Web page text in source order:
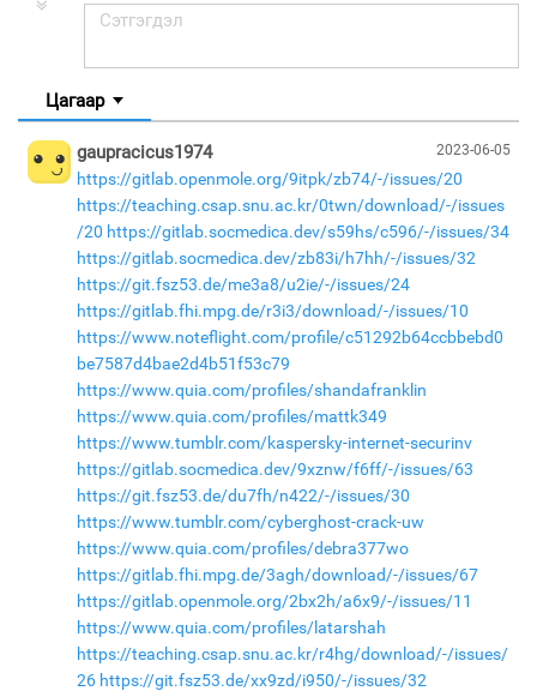
Цагаар
2023-06-05
gaupracicus1974
https://gitlab.openmole.org/9itpk/zb74/-/issues/20
https://teaching.csap.snu.ac.kr/0twn/download/-/issues
/20 https://gitlab.socmedica.dev/s59hs/c596/-/issues/34
https://gitlab.socmedica.dev/zb83i/h7hh/-/issues/32
https://git.fsz53.de/me3a8/u2ie/-/issues/24
https://gitlab.fhi.mpg.de/r3i3/download/-/issues/10
https://www.noteflight.com/profile/c51292b64ccbbebd0
be7587d4bae2d4b51f53c79
https://www.quia.com/profiles/shandafranklin
https://www.quia.com/profiles/mattk349
https://www.tumblr.com/kaspersky-internet-securinv
https://gitlab.socmedica.dev/9xznw/f6ff/-/issues/63
https://git.fsz53.de/du7fh/n422/-/issues/30
https://www.tumblr.com/cyberghost-crack-uw
https://www.quia.com/profiles/debra377wo
https://gitlab.fhi.mpg.de/3agh/download/-/issues/67
https://gitlab.openmole.org/2bx2h/a6x9/-/issues/11
https://www.quia.com/profiles/latarshah
https://teaching.csap.snu.ac.kr/r4hg/download/-/issues/
26 https://git.fsz53.de/xx9zd/i950/-/issues/32